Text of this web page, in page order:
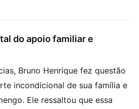
do apoio familiar e
Bruno Henrique fez questão
incondicional de sua família e
Ele ressaltou que essa